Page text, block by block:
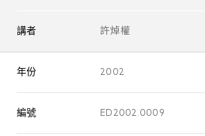
講者 許焯權
年份 2002
編號 ED2002.0009